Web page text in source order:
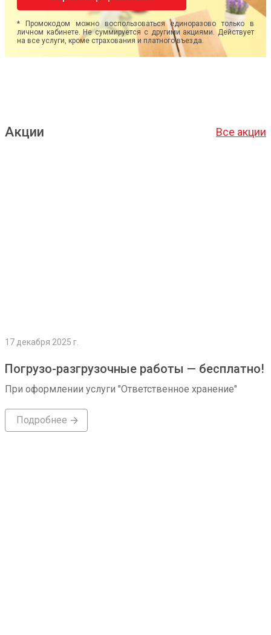
* Промокодом можно воспользоваться единоразово только в
личном кабинете. Не суммируется с другими акциями. Действует
на все услуги, кроме страхования и платного въезда.
Акции Все акции
17 декабря 2025 г.
Погрузо-разгрузочные работы — бесплатно!
При оформлении услуги "Ответственное хранение"
Подробнее